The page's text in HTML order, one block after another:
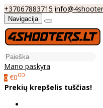
+37067883715
Navigacija
Mano paskyra
0 €000
Prekių krepšelis tuščias!